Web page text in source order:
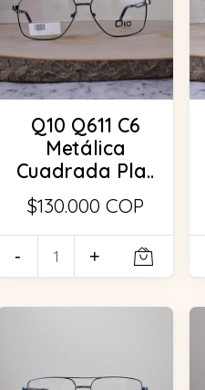
Q10 Q611 C6
Metálica
Cuadrada Pla..
$130.000 COP
- +